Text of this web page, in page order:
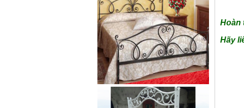
Mẫu bàn ghế 05
Mẫu thiết kế hiện đại, rất phù hợp
để trưng bày sản phẩm, studio
hoặc dùng...
Hoàn
Hãy